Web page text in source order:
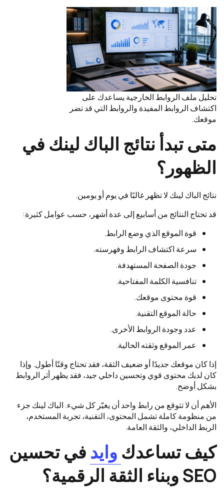
تحليل ملف الروابط الخارجية يساعدك على
اكتشاف الروابط المفيدة والروابط التي قد تضر
موقعك.
متى تبدأ نتائج الباك لينك في
الظهور؟
نتائج الباك لينك لا تظهر غالبًا في يوم أو يومين.
قد تحتاج النتائج من أسابيع إلى عدة أشهر، حسب عوامل كثيرة:
قوة الموقع الذي وضع الرابط.
سرعة اكتشاف الرابط وفهرسته.
جودة الصفحة المستهدفة.
تنافسية الكلمة المفتاحية.
قوة محتوى موقعك.
حالة الموقع التقنية.
عدد وجودة الروابط الأخرى.
عمر الموقع وثقته الحالية.
إذا كان موقعك جديدًا أو ضعيف الثقة، فقد تحتاج وقتًا أطول. وإذا
كان لديك محتوى قوي وتحسين داخلي جيد، فقد يظهر أثر الروابط
بشكل أوضح.
الأهم أن لا تتوقع من رابط واحد أن يغيّر كل شيء. الباك لينك جزء
من منظومة كاملة تشمل المحتوى، التقنية، تجربة المستخدم،
الربط الداخلي، والثقة العامة.
كيف تساعدك وايد في تحسين
SEO وبناء الثقة الرقمية؟